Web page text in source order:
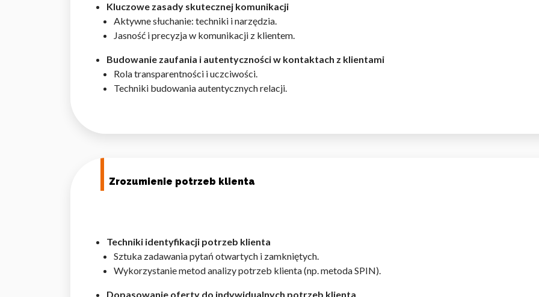
Kluczowe zasady skutecznej komunikacji
Aktywne słuchanie: techniki i narzędzia.
Jasność i precyzja w komunikacji z klientem.
Budowanie zaufania i autentyczności w kontaktach z klientami
Rola transparentności i uczciwości.
Techniki budowania autentycznych relacji.
Zrozumienie potrzeb klienta
Techniki identyfikacji potrzeb klienta
Sztuka zadawania pytań otwartych i zamkniętych.
Wykorzystanie metod analizy potrzeb klienta (np. metoda SPIN).
Dopasowanie oferty do indywidualnych potrzeb klienta